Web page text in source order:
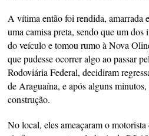
A vítima então foi rendida, amarrada
uma camisa preta, sendo que um
do veículo e tomou rumo à Nova
que pudesse ocorrer algo ao passar
Rodoviária Federal, decidiram
de Araguaína, e após alguns
construção.
No local, eles ameaçaram o